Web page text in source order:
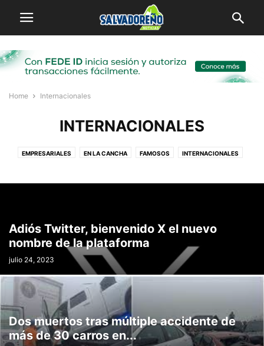
Home Internacionales
INTERNACIONALES
EMPRESARIALES EN LA CANCHA FAMOSOS INTERNACIONALES
Adiós Twitter, bienvenido X el nuevo
nombre de la plataforma
julio 24, 2023
Dos muertos tras múltiple accidente de
más de 30 carros en...